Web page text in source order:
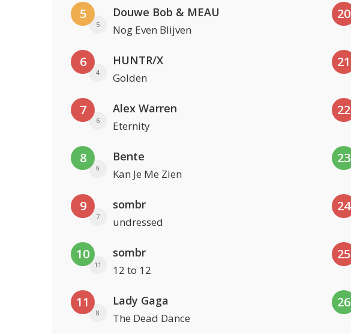
5
5
Douwe Bob & MEAU
Nog Even Blijven
6
4
HUNTR/X
Golden
7
6
Alex Warren
Eternity
8
9
Bente
Kan Je Me Zien
9
7
sombr
undressed
10
11
sombr
12 to 12
11
8
Lady Gaga
The Dead Dance
20
21
22
23
24
25
26